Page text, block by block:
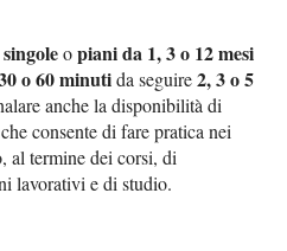
opiani da 1, 3 o 12 mesi
o 60 minutida seguire2, 3 o 5
anche la disponibilità di
consente di fare pratica nei
al termine dei corsi, di
lavorativi e di studio.